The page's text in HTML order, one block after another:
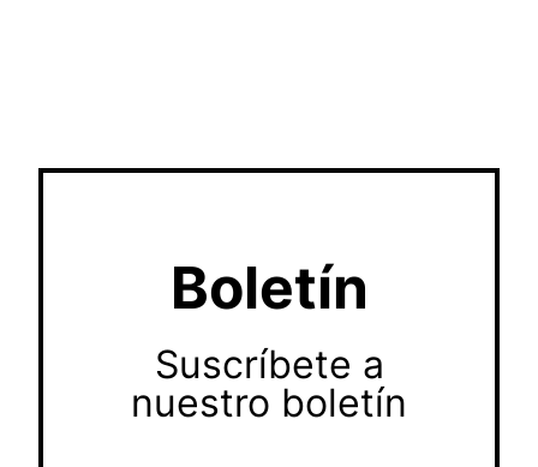
Boletín
Suscríbete a
nuestro boletín